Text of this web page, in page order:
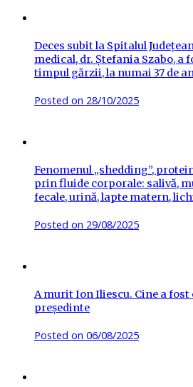
Deces subit la Spitalul
medical, dr. Ștefania Szabo, a
timpul gărzii, la numai 37 de
Posted on 28/10/2025
Fenomenul „shedding”,
prin fluide corporale: salivă,
fecale, urină, lapte matern,
Posted on 29/08/2025
A murit Ion Iliescu. Cine a fost
președinte
Posted on 06/08/2025